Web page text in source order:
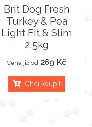
Brit Dog Fresh
Turkey & Pea
Light Fit & Slim
2,5kg
Cena již od 269 Kč
Chci koupit